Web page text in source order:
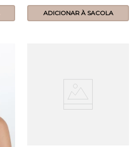
ADICIONAR À SACOLA